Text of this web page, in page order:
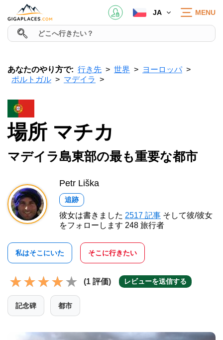
JA MENU
あなたのやり方で: 行き先 世界
ヨーロッパ
ポルトガル
マデイラ
場所 マチカ
マデイラ島東部の最も重要な都市
Petr Liška
追跡
彼女は書きました 2517 記事 そして彼/彼女
をフォローします 248 旅行者
私はそこにいた そこに行きたい
(1 評価) レビューを送信する
記念碑 都市